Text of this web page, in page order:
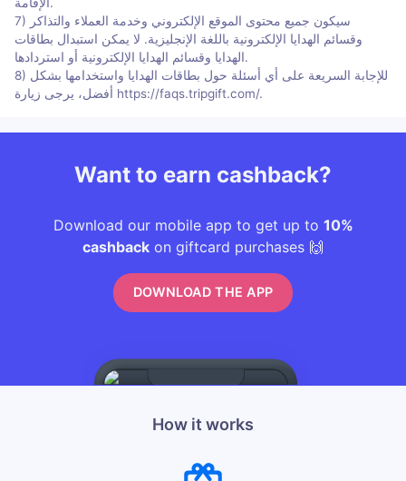
7) سيكون جميع محتوى الموقع الإلكتروني وخدمة العملاء والتذاكر
وقسائم الهدايا الإلكترونية باللغة الإنجليزية. لا يمكن استبدال بطاقات
الهدايا وقسائم الهدايا الإلكترونية أو استردادها.
8) للإجابة السريعة على أي أسئلة حول بطاقات الهدايا واستخدامها بشكل
أفضل، يرجى زيارة https://faqs.tripgift.com/.
Want to earn cashback?
Download our mobile app to get up to 10%
cashback on giftcard purchases 🙌
DOWNLOAD THE APP
How it works